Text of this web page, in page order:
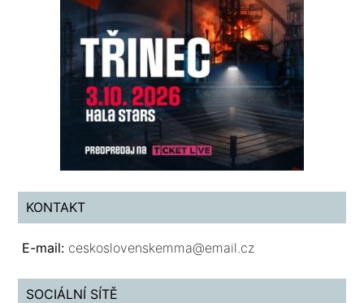
KONTAKT
E-mail: ceskoslovenskemma@email.cz
SOCIÁLNÍ SÍTĚ